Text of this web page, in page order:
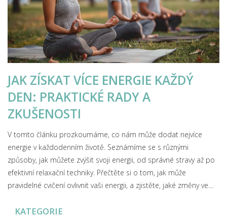
JAK ZÍSKAT VÍCE ENERGIE KAŽDÝ
DEN: PRAKTICKÉ RADY A
ZKUŠENOSTI
V tomto článku prozkoumáme, co nám může dodat nejvíce
energie v každodenním životě. Seznámíme se s různými
způsoby, jak můžete zvýšit svoji energii, od správné stravy až po
efektivní relaxační techniky. Přečtěte si o tom, jak může
pravidelné cvičení ovlivnit vaši energii, a zjistěte, jaké změny ve
potřebné živiny. Objevte výhody dostatečného spánku a získejte
KATEGORIE